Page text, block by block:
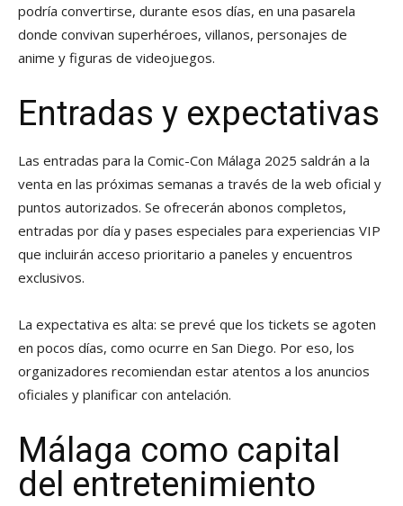
podría convertirse, durante esos días, en una pasarela
donde convivan superhéroes, villanos, personajes de
anime y figuras de videojuegos.
Entradas y expectativas
Las entradas para la Comic-Con Málaga 2025 saldrán a la
venta en las próximas semanas a través de la web oficial y
puntos autorizados. Se ofrecerán abonos completos,
entradas por día y pases especiales para experiencias VIP
que incluirán acceso prioritario a paneles y encuentros
exclusivos.
La expectativa es alta: se prevé que los tickets se agoten
en pocos días, como ocurre en San Diego. Por eso, los
organizadores recomiendan estar atentos a los anuncios
oficiales y planificar con antelación.
Málaga como capital
del entretenimiento